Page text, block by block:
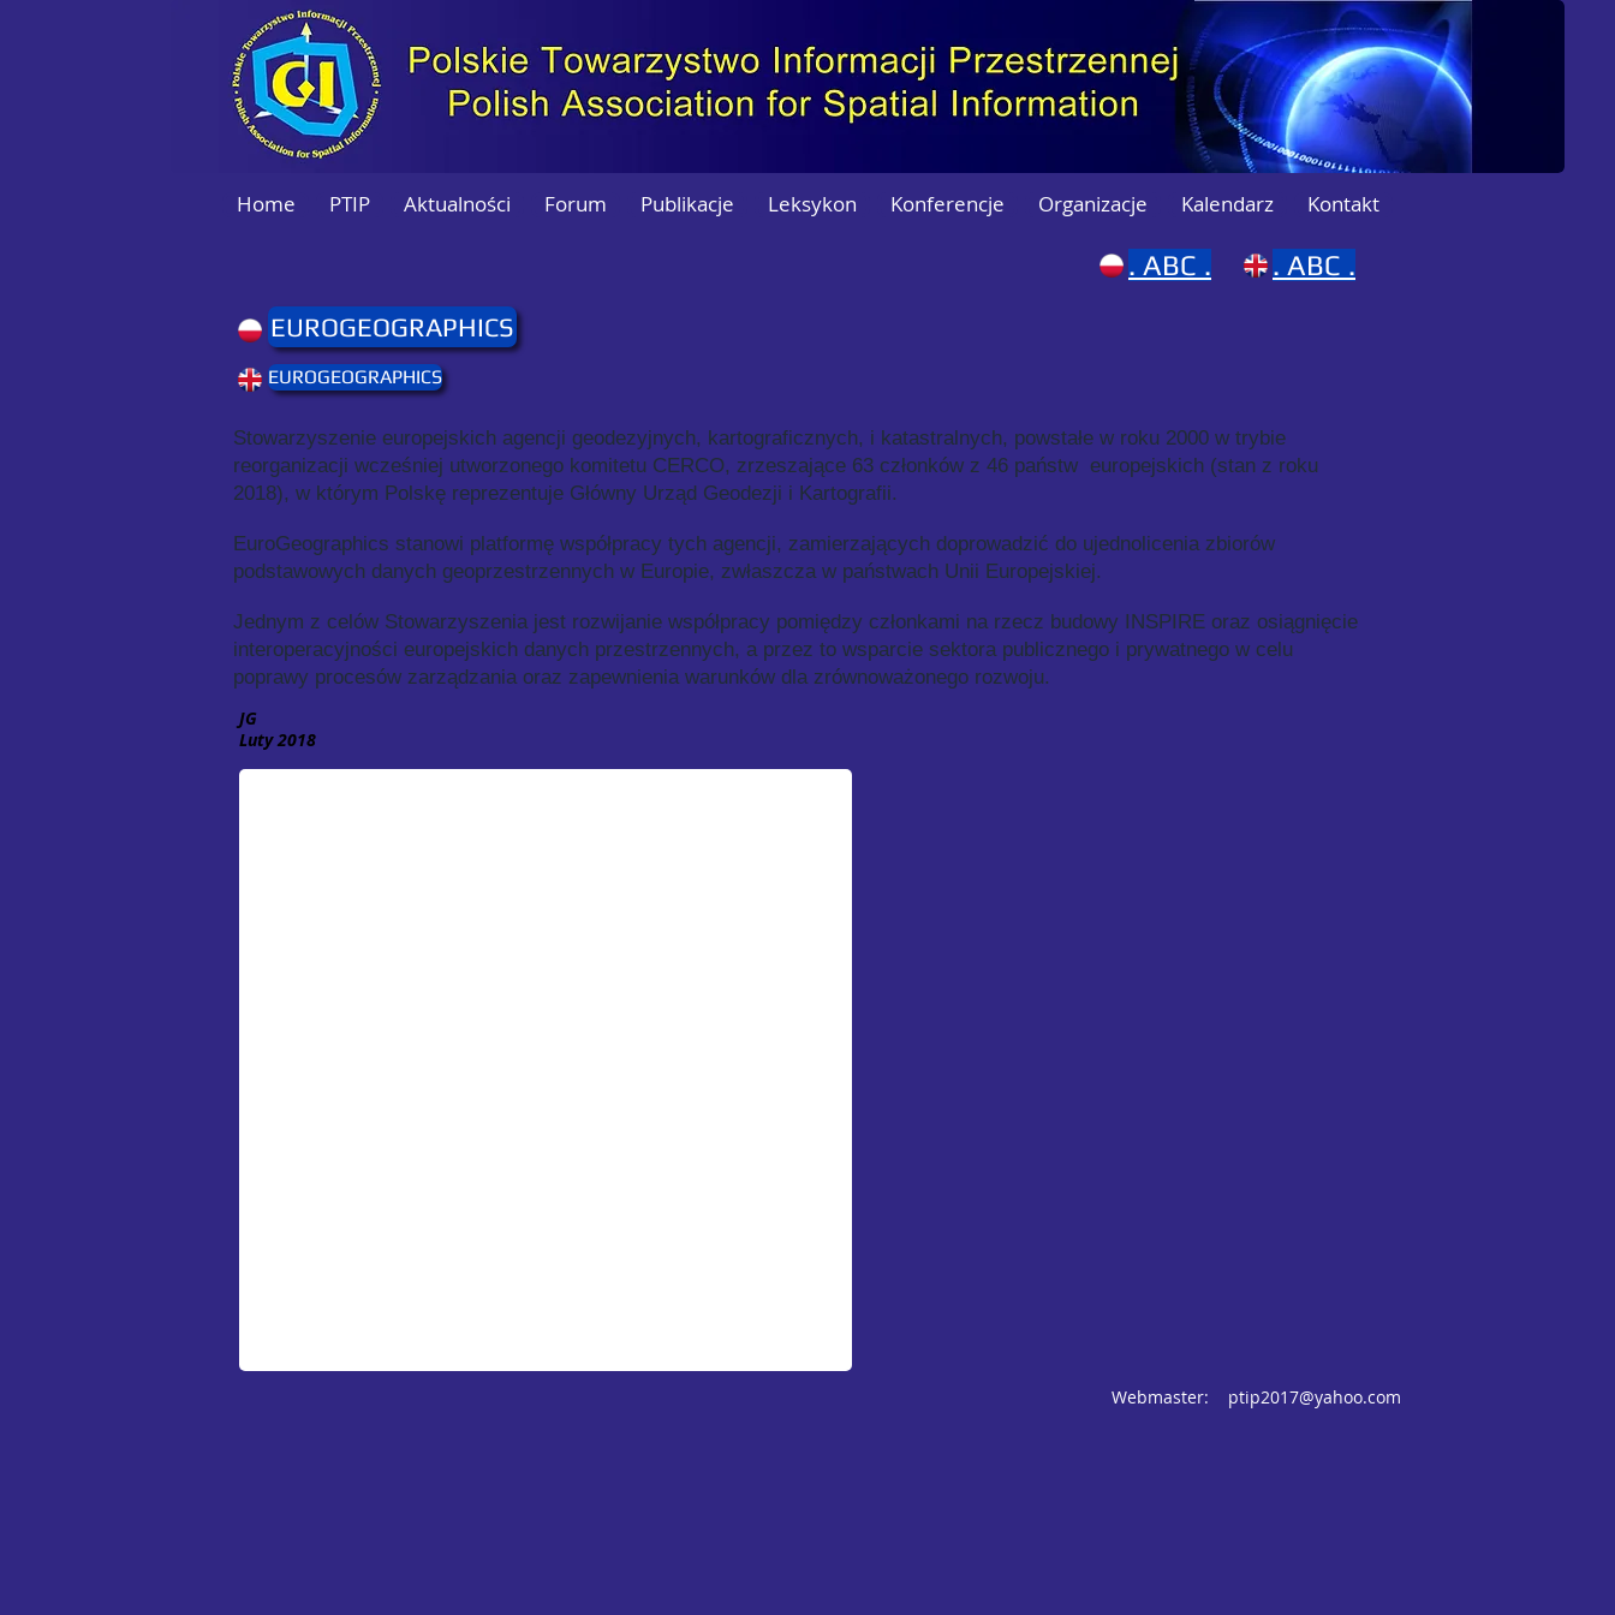
Home PTIP Aktualności Forum Publikacje Leksykon Konferencje Organizacje Kalendarz Kontakt
. ABC . . ABC .
EUROGEOGRAPHICS
EUROGEOGRAPHICS
Stowarzyszenie europejskich agencji geodezyjnych, kartograficznych, i katastralnych, powstałe w roku 2000 w trybie
reorganizacji wcześniej utworzonego komitetu CERCO, zrzeszające 63 członków z 46 państw europejskich (stan z roku
2018), w którym Polskę reprezentuje Główny Urząd Geodezji i Kartografii.
EuroGeographics stanowi platformę współpracy tych agencji, zamierzających doprowadzić do ujednolicenia zbiorów
podstawowych danych geoprzestrzennych w Europie, zwłaszcza w państwach Unii Europejskiej.
Jednym z celów Stowarzyszenia jest rozwijanie współpracy pomiędzy członkami na rzecz budowy INSPIRE oraz osiągnięcie
interoperacyjności europejskich danych przestrzennych, a przez to wsparcie sektora publicznego i prywatnego w celu
poprawy procesów zarządzania oraz zapewnienia warunków dla zrównoważonego rozwoju.
JG
Luty 2018
Webmaster: ptip2017@yahoo.com